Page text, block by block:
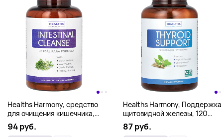
Healths Harmony, средство
для очищения кишечника,
120 капсул
94 руб.
Healths Harmony, Поддержка
щитовидной железы, 120
капсул
87 руб.